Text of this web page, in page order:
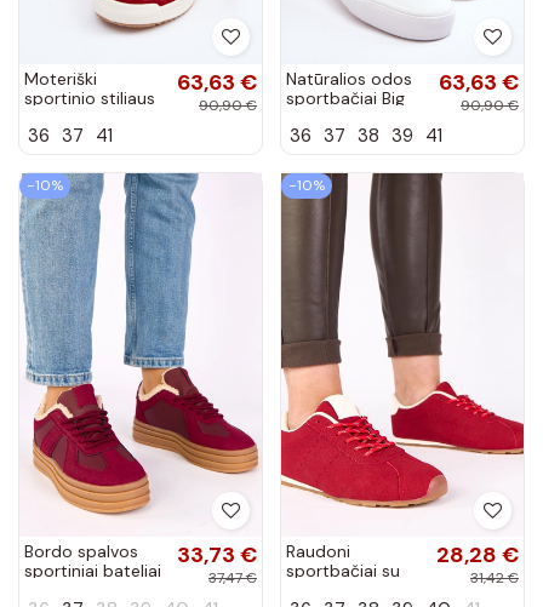
Moteriški
sportinio stiliaus
TT274158
63,63 €
90,90 €
36 37 41
Natūralios odos
sportbačiai Big
baltos-raudonos
63,63 €
90,90 €
36 37 38 39 41
−10%
Bordo spalvos
sportiniai bateliai
33,73 €
37,47 €
−10%
Raudoni
sportbačiai su
28,28 €
31,42 €